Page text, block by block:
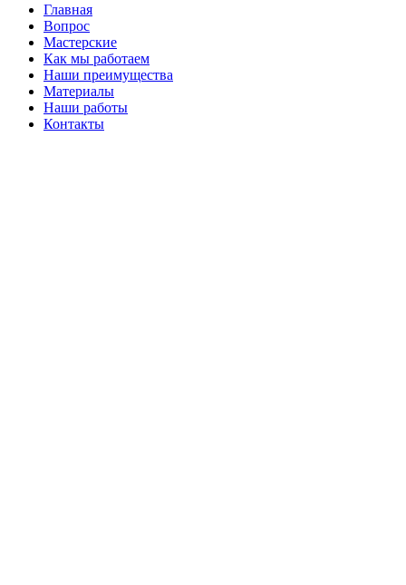
Главная
Вопрос
Мастерские
Как мы работаем
Наши преимущества
Материалы
Наши работы
Контакты